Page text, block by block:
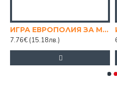
ИГРА ЕВРОПОЛИЯ ЗА МОМИЧЕТА
7.76€ (15.18лв.)